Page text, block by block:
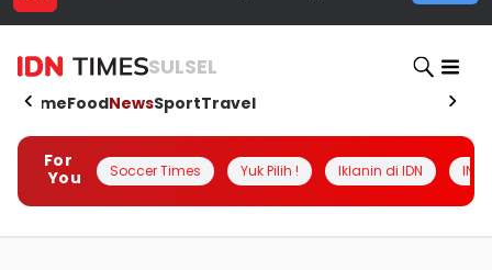
SULSEL
HomeFoodNewsSportTravel
For
You
Soccer Times Yuk Pilih ! Iklanin di IDN